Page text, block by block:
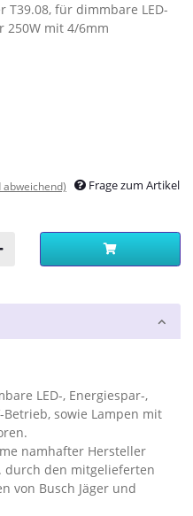
T39.08, für dimmbare LED-
250W mit 4/6mm
abweichend) Frage zum Artikel
LED-, Energiespar-,
sowie Lampen mit
namhafter Hersteller
durch den mitgelieferten
von Busch Jäger und